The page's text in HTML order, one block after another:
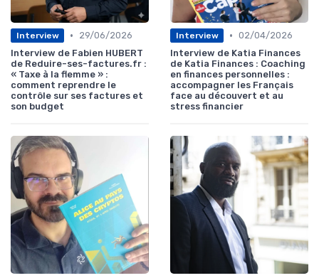
Interview •
29/06/2026
Interview de Fabien HUBERT
de Reduire-ses-factures.fr :
« Taxe à la flemme » :
comment reprendre le
contrôle sur ses factures et
son budget
Interview • 02/04/2026
Interview de Katia Finances
de Katia Finances : Coaching
en finances personnelles :
accompagner les Français
face au découvert et au
stress financier